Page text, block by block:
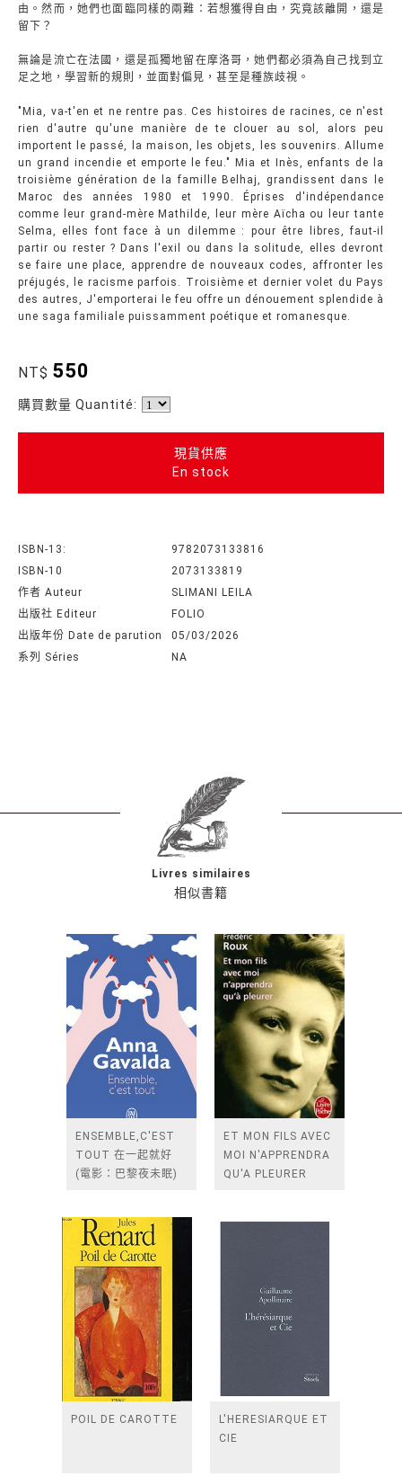
由。然而，她們也面臨同樣的兩難：若想獲得自由，究竟該離開，還是
留下？
無論是流亡在法國，還是孤獨地留在摩洛哥，她們都必須為自己找到立
足之地，學習新的規則，並面對偏見，甚至是種族歧視。
"Mia, va-t'en et ne rentre pas. Ces histoires de racines, ce n'est
rien d'autre qu'une manière de te clouer au sol, alors peu
importent le passé, la maison, les objets, les souvenirs. Allume
un grand incendie et emporte le feu." Mia et Inès, enfants de la
troisième génération de la famille Belhaj, grandissent dans le
Maroc des années 1980 et 1990. Éprises d'indépendance
comme leur grand-mère Mathilde, leur mère Aïcha ou leur tante
Selma, elles font face à un dilemme : pour être libres, faut-il
partir ou rester ? Dans l'exil ou dans la solitude, elles devront
se faire une place, apprendre de nouveaux codes, affronter les
préjugés, le racisme parfois. Troisième et dernier volet du Pays
des autres, J'emporterai le feu offre un dénouement splendide à
une saga familiale puissamment poétique et romanesque.
NT$ 550
購買數量 Quantité:
現貨供應
En stock
ISBN-13:
9782073133816
ISBN-10
2073133819
作者 Auteur
SLIMANI LEILA
出版社 Editeur
FOLIO
出版年份 Date de parution
05/03/2026
系列 Séries
NA
相似書籍
Livres similaires
ENSEMBLE,C'EST
TOUT 在一起就好
(電影：巴黎夜未眠)
ET MON FILS AVEC
MOI N'APPRENDRA
QU'A PLEURER
POIL DE CAROTTE
L'HERESIARQUE ET
CIE